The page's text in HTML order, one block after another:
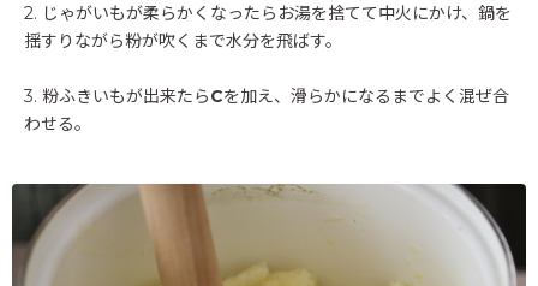
2. じゃがいもが柔らかくなったらお湯を捨てて中火にかけ、鍋を
揺すりながら粉が吹くまで水分を飛ばす。
3. 粉ふきいもが出来たらCを加え、滑らかになるまでよく混ぜ合
わせる。